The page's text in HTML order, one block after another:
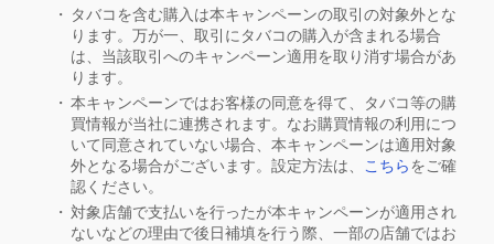
タバコを含む購入は本キャンペーンの取引の対象外とな
ります。万が一、取引にタバコの購入が含まれる場合
は、当該取引へのキャンペーン適用を取り消す場合があ
ります。
本キャンペーンではお客様の同意を得て、タバコ等の購
買情報が当社に連携されます。なお購買情報の利用につ
いて同意されていない場合、本キャンペーンは適用対象
外となる場合がございます。設定方法は、 こちらをご確
認ください。
対象店舗で支払いを行ったが本キャンペーンが適用され
ないなどの理由で後日補填を行う際、一部の店舗ではお